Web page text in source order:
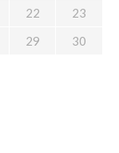
22
23
29
30